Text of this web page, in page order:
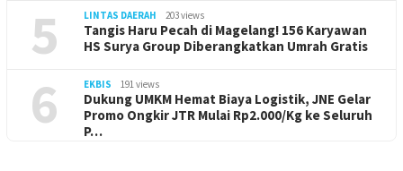
5 LINTAS DAERAH 203 views
Tangis Haru Pecah di Magelang! 156 Karyawan
HS Surya Group Diberangkatkan Umrah Gratis
6 EKBIS 191 views
Dukung UMKM Hemat Biaya Logistik, JNE Gelar
Promo Ongkir JTR Mulai Rp2.000/Kg ke Seluruh
P…